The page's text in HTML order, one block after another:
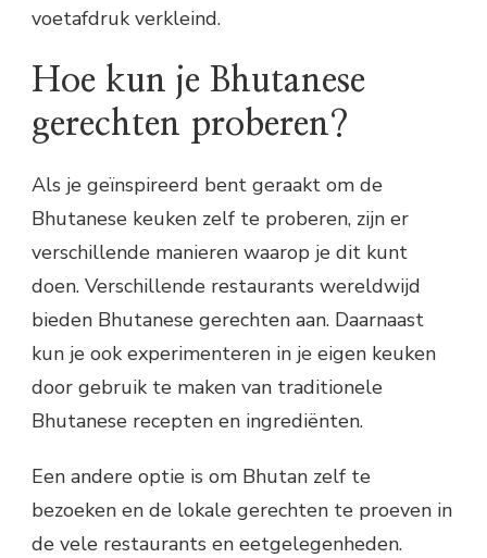
voetafdruk verkleind.
Hoe kun je Bhutanese
gerechten proberen?
Als je geïnspireerd bent geraakt om de
Bhutanese keuken zelf te proberen, zijn er
verschillende manieren waarop je dit kunt
doen. Verschillende restaurants wereldwijd
bieden Bhutanese gerechten aan. Daarnaast
kun je ook experimenteren in je eigen keuken
door gebruik te maken van traditionele
Bhutanese recepten en ingrediënten.
Een andere optie is om Bhutan zelf te
bezoeken en de lokale gerechten te proeven in
de vele restaurants en eetgelegenheden.